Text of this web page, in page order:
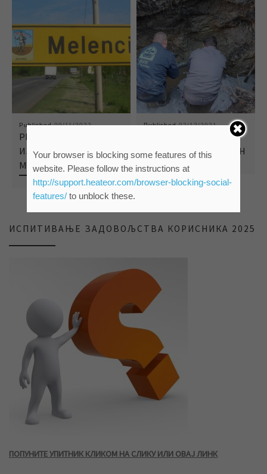
Published09/11/2022
РЕДОВНО ОДРЖАВАЊЕ
ИЗВОРИШТА У
МЕЛЕНЦИМА
Published02/12/2021
НАСЕЉУ РУЖЕ ШУЛМАН
ИСПИТИВАЊЕ ЗАДОВОЉСТВА КОРИСНИКА 2025
ПОПУНИТЕ УПИТНИК КЛИКОМ НА СЛИКУ ИЛИ ОВАЈ ЛИНК
Your browser is blocking some features of this
website. Please follow the instructions at
http://support.heateor.com/browser-blocking-social-
features/to unblock these.